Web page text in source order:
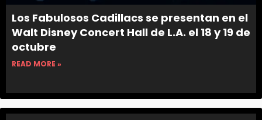
Los Fabulosos Cadillacs se presentan en el
Walt Disney Concert Hall de L.A. el 18 y 19 de
octubre
READ MORE »